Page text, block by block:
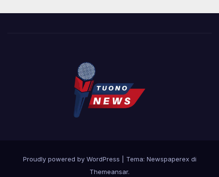
Proudly powered by WordPress
Tema: Newspaperex di
Themeansar.